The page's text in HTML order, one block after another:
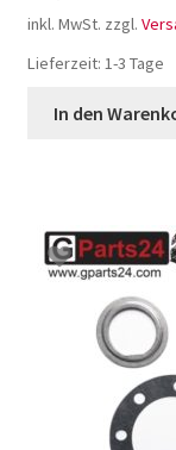
inkl. MwSt. zzgl.
Lieferzeit: 1-3 Tage
In den